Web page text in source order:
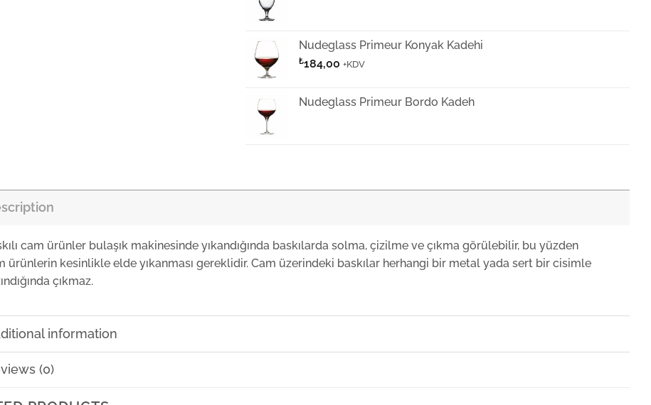
Nudeglass Primeur Konyak Kadehi
₺184,00 +KDV
Nudeglass Primeur Bordo Kadeh
Nudeglass Primeur Su Bardağı
cam ürünler bulaşık makinesinde yıkandığında baskılarda solma, çizilme ve çıkma görülebilir, bu yüzden
ürünlerin kesinlikle elde yıkanması gereklidir. Cam üzerindeki baskılar herhangi bir metal yada sert bir cisimle
çıkmaz.
information
(0)